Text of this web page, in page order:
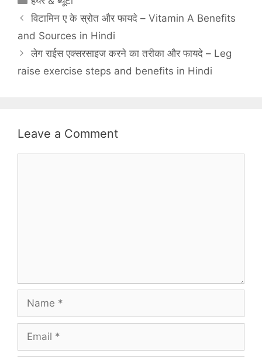
विटामिन ए के स्रोत और फायदे – Vitamin A Benefits
and Sources in Hindi
लेग राईस एक्सरसाइज करने का तरीका और फायदे – Leg
raise exercise steps and benefits in Hindi
Leave a Comment
Name
Email